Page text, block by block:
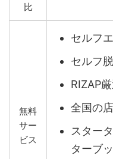
比
無料
サー
ビス
セルフ
セルフ
RIZAP
全国の
スター
ターブ